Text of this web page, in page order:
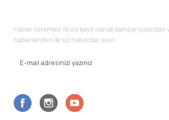
Haber listemize ilk siz kayıt olarak kampanyalardan
haberlerden ilk siz haberdar olun.